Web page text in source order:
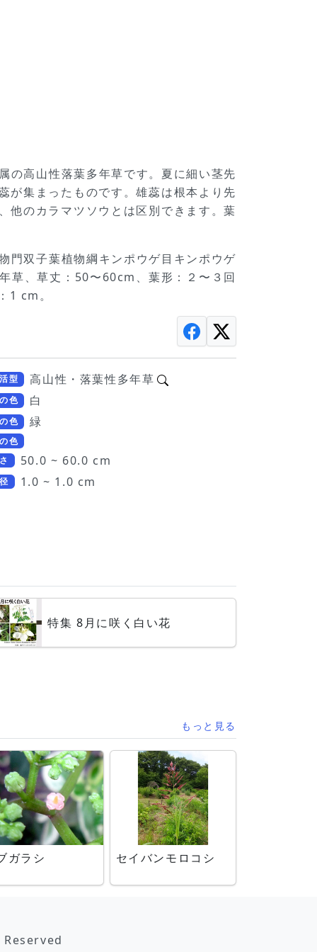
高山性落葉多年草です。夏に細い茎先
が集まったものです。雄蕊は根本より先
他のカラマツソウとは区別できます。葉
双子葉植物綱キンポウゲ目キンポウゲ
草、草丈：50〜60cm、葉形：２〜３回
1 cm。
型 高山性・落葉性多年草
色 白
色 緑
色
50.0 ~ 60.0 cm
1.0 ~ 1.0 cm
特集 8月に咲く白い花
もっと見る
ガラシ セイバンモロコシ